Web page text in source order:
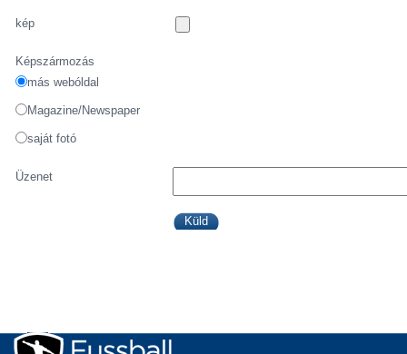
kép
Képszármozás
más webóldal
Magazine/Newspaper
saját fotó
Üzenet